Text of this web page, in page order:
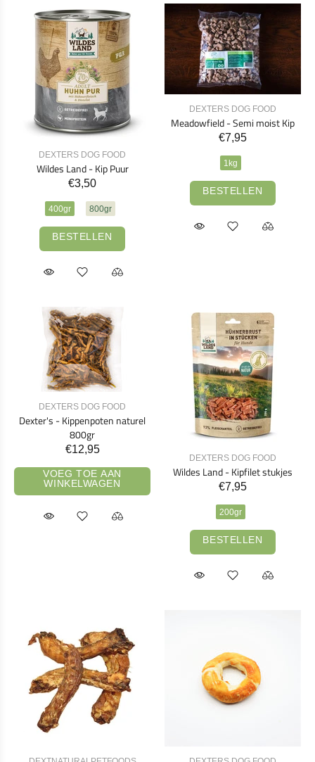
DEXTERS DOG FOOD
Wildes Land - Kip Puur
€3,50
400gr 800gr
BESTELLEN
DEXTERS DOG FOOD
Meadowfield - Semi moist Kip
€7,95
1kg
BESTELLEN
DEXTERS DOG FOOD
Dexter's - Kippenpoten naturel
800gr
€12,95
VOEG TOE AAN
WINKELWAGEN
DEXTERS DOG FOOD
Wildes Land - Kipfilet stukjes
€7,95
200gr
BESTELLEN